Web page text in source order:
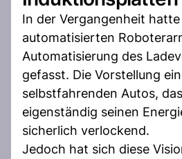
In der Vergangenheit hatte
automatisierten
Automatisierung des
gefasst. Die Vorstellung
selbstfahrenden Autos,
eigenständig seinen
sicherlich verlockend.
Jedoch hat sich diese